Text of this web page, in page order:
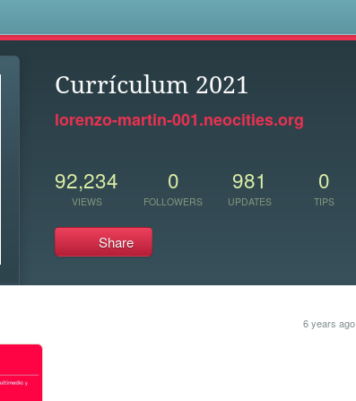
Currículum 2021
lorenzo-martin-001.neocities.org
92,234
VIEWS
0
FOLLOWERS
981
UPDATES
0
TIPS
Share
6 years ago